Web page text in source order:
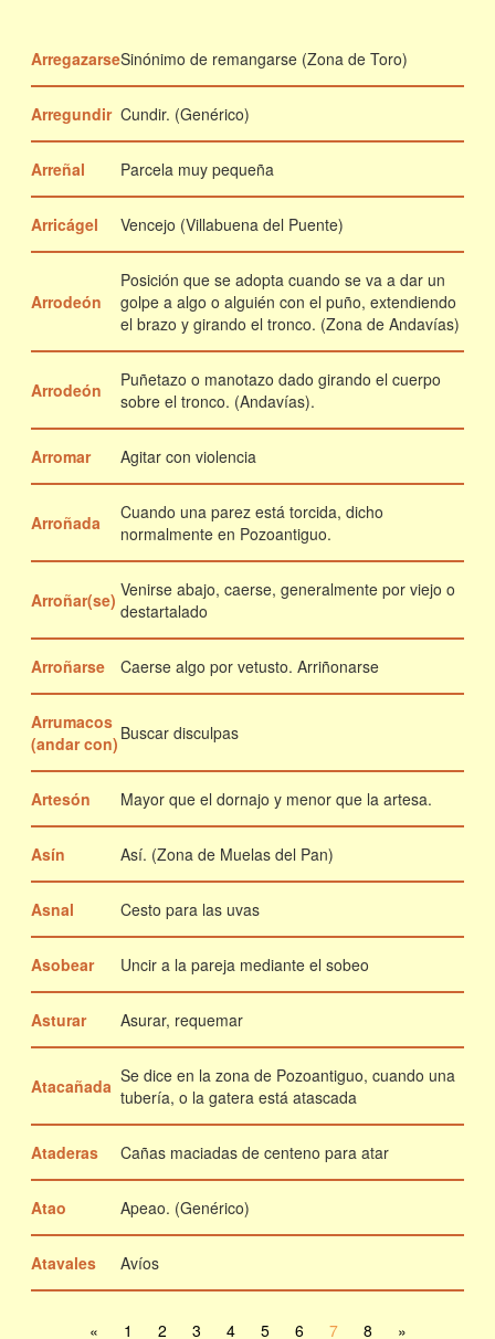
ArregazarseSinónimo de remangarse (Zona de Toro)
Arregundir Cundir. (Genérico)
Arreñal Parcela muy pequeña
Arricágel Vencejo (Villabuena del Puente)
Arrodeón
Posición que se adopta cuando se va a dar un
golpe a algo o alguién con el puño, extendiendo
el brazo y girando el tronco. (Zona de Andavías)
Arrodeón
Puñetazo o manotazo dado girando el cuerpo
sobre el tronco. (Andavías).
Arromar Agitar con violencia
Arroñada
Cuando una parez está torcida, dicho
normalmente en Pozoantiguo.
Arroñar(se) Venirse abajo, caerse, generalmente por viejo o
destartalado
Arroñarse Caerse algo por vetusto. Arriñonarse
Arrumacos
(andar con) Buscar disculpas
Artesón Mayor que el dornajo y menor que la artesa.
Asín Así. (Zona de Muelas del Pan)
Asnal Cesto para las uvas
Asobear Uncir a la pareja mediante el sobeo
Asturar Asurar, requemar
Atacañada Se dice en la zona de Pozoantiguo, cuando una
tubería, o la gatera está atascada
Ataderas Cañas maciadas de centeno para atar
Atao Apeao. (Genérico)
Atavales Avíos
« 1 2 3 4 5 6 7 8 »